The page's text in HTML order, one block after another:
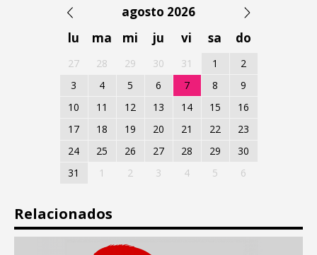
agosto 2026
lu
ma mi ju vi sa do
27 28 29 30 31 1
2
3
4 5 6 7 8
9
10
11 12 13 14 15
16
17
18 19 20 21 22
23
24
25 26 27 28 29
30
31
1 2 3 4 5 6
Relacionados